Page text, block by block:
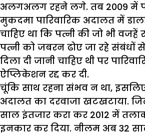
अलगअलग रहने लगे. तब 2009 में
मुकदमा पारिवारिक अदालत में
चाहिए था कि पत्नी की जो भी वजहें
पत्नी को जबरन ढोए जा रहे संबंधों
दिला दी जानी चाहिए थी पर
ऐप्लिकेशन रद्द कर दी.
चूंकि साथ रहना संभव न था,
अदालत का दरवाजा खटखटाया.
साल इंतजार करा कर 2012 में
इनकार कर दिया. नीलम अब 32